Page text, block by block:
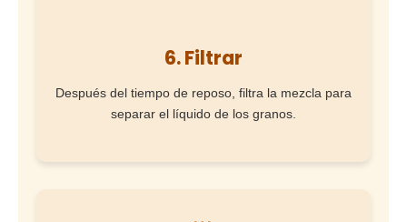
6. Filtrar
Después del tiempo de reposo, filtra la mezcla para
separar el líquido de los granos.